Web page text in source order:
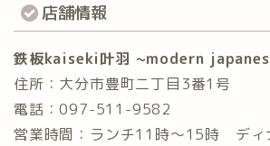
店舗情報
鉄板kaiseki叶羽 ~modern
住所：大分市豊町二丁目3番1号
電話：097-511-9582
営業時間：ランチ11時〜15時 ディ